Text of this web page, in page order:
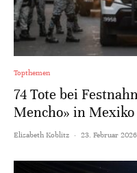
Topthemen
74 Tote bei
Mencho» in Mexiko
Elisabeth Koblitz · 23. Februar 2026